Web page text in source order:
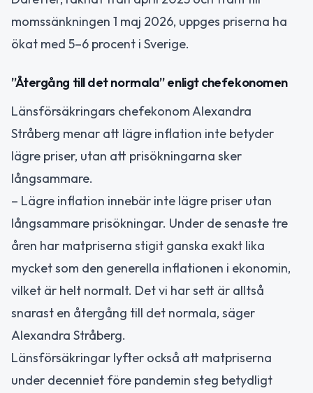
momssänkningen 1 maj 2026, uppges priserna ha
ökat med 5–6 procent i Sverige.
”Återgång till det normala” enligt chefekonomen
Länsförsäkringars chefekonom Alexandra
Stråberg menar att lägre inflation inte betyder
lägre priser, utan att prisökningarna sker
långsammare.
– Lägre inflation innebär inte lägre priser utan
långsammare prisökningar. Under de senaste tre
åren har matpriserna stigit ganska exakt lika
mycket som den generella inflationen i ekonomin,
vilket är helt normalt. Det vi har sett är alltså
snarast en återgång till det normala, säger
Alexandra Stråberg.
Länsförsäkringar lyfter också att matpriserna
under decenniet före pandemin steg betydligt